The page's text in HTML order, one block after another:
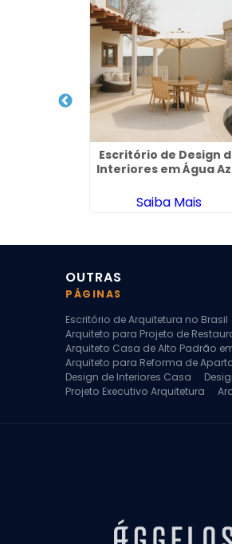
Escritório de Design
Interiores em Água
Saiba Mais
OUTRAS
PÁGINAS
Escritório de Arquitetura no Brasil
Arquiteto para Projeto de
Arquiteto Casa de Alto Padrão
Arquiteto para Reforma de
Design de Interiores Casa
Projeto Executivo Arquitetura